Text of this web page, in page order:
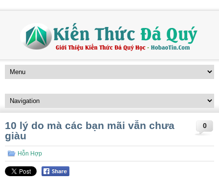
0
10 lý do mà các bạn mãi vẫn chưa
giàu
Hỗn Hợp